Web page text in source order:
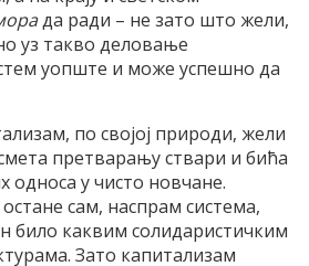
да ради – не зато што жели,
уз такво деловање
уопште и може успешно да
по својој природи, жели
претварању ствари и бића
односа у чисто новчане.
сам, наспрам система,
каквим солидаристичким
Зато капитализам